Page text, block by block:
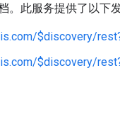
。此服务提供了以下
$discovery/
$discovery/